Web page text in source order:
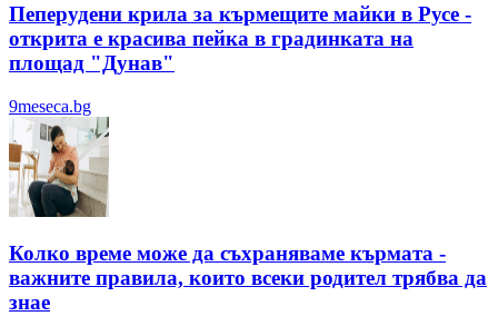
Пеперудени крила за кърмещите майки в Русе -
открита е красива пейка в градинката на
площад "Дунав"
9meseca.bg
Колко време може да съхраняваме кърмата -
важните правила, които всеки родител трябва да
знае